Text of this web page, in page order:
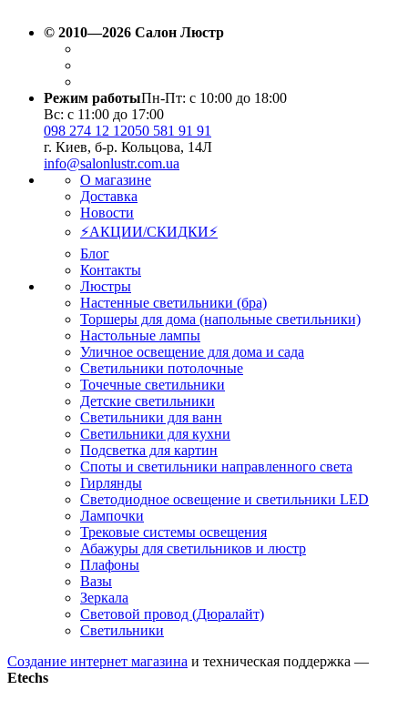
© 2010—2026 Салон Люстр
Режим работыПн-Пт: с 10:00 до 18:00
Вс: с 11:00 до 17:00
098 274 12 12050 581 91 91
г. Киев, б-р. Кольцова, 14Л
info@salonlustr.com.ua
О магазине
Доставка
Новости
⚡АКЦИИ/СКИДКИ⚡
Блог
Контакты
Люстры
Настенные светильники (бра)
Торшеры для дома (напольные светильники)
Настольные лампы
Уличное освещение для дома и сада
Светильники потолочные
Точечные светильники
Детские светильники
Светильники для ванн
Светильники для кухни
Подсветка для картин
Споты и светильники направленного света
Гирлянды
Светодиодное освещение и светильники LED
Лампочки
Трековые системы освещения
Абажуры для светильников и люстр
Плафоны
Вазы
Зеркала
Световой провод (Дюралайт)
Светильники
Создание интернет магазина и техническая поддержка —
Etechs